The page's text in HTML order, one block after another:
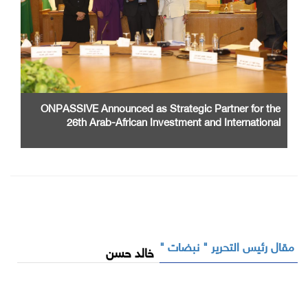
ONPASSIVE Announced as Strategic Partner for the
26th Arab-African Investment and International
مقال رئيس التحرير " نبضات " خالد حسن